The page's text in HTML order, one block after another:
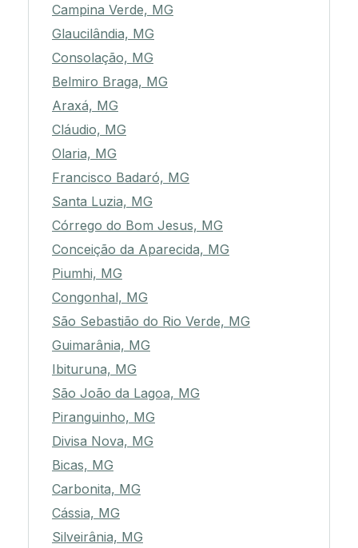
Campina Verde, MG
Glaucilândia, MG
Consolação, MG
Belmiro Braga, MG
Araxá, MG
Cláudio, MG
Olaria, MG
Francisco Badaró, MG
Santa Luzia, MG
Córrego do Bom Jesus, MG
Conceição da Aparecida, MG
Piumhi, MG
Congonhal, MG
São Sebastião do Rio Verde, MG
Guimarânia, MG
Ibituruna, MG
São João da Lagoa, MG
Piranguinho, MG
Divisa Nova, MG
Bicas, MG
Carbonita, MG
Cássia, MG
Silveirânia, MG